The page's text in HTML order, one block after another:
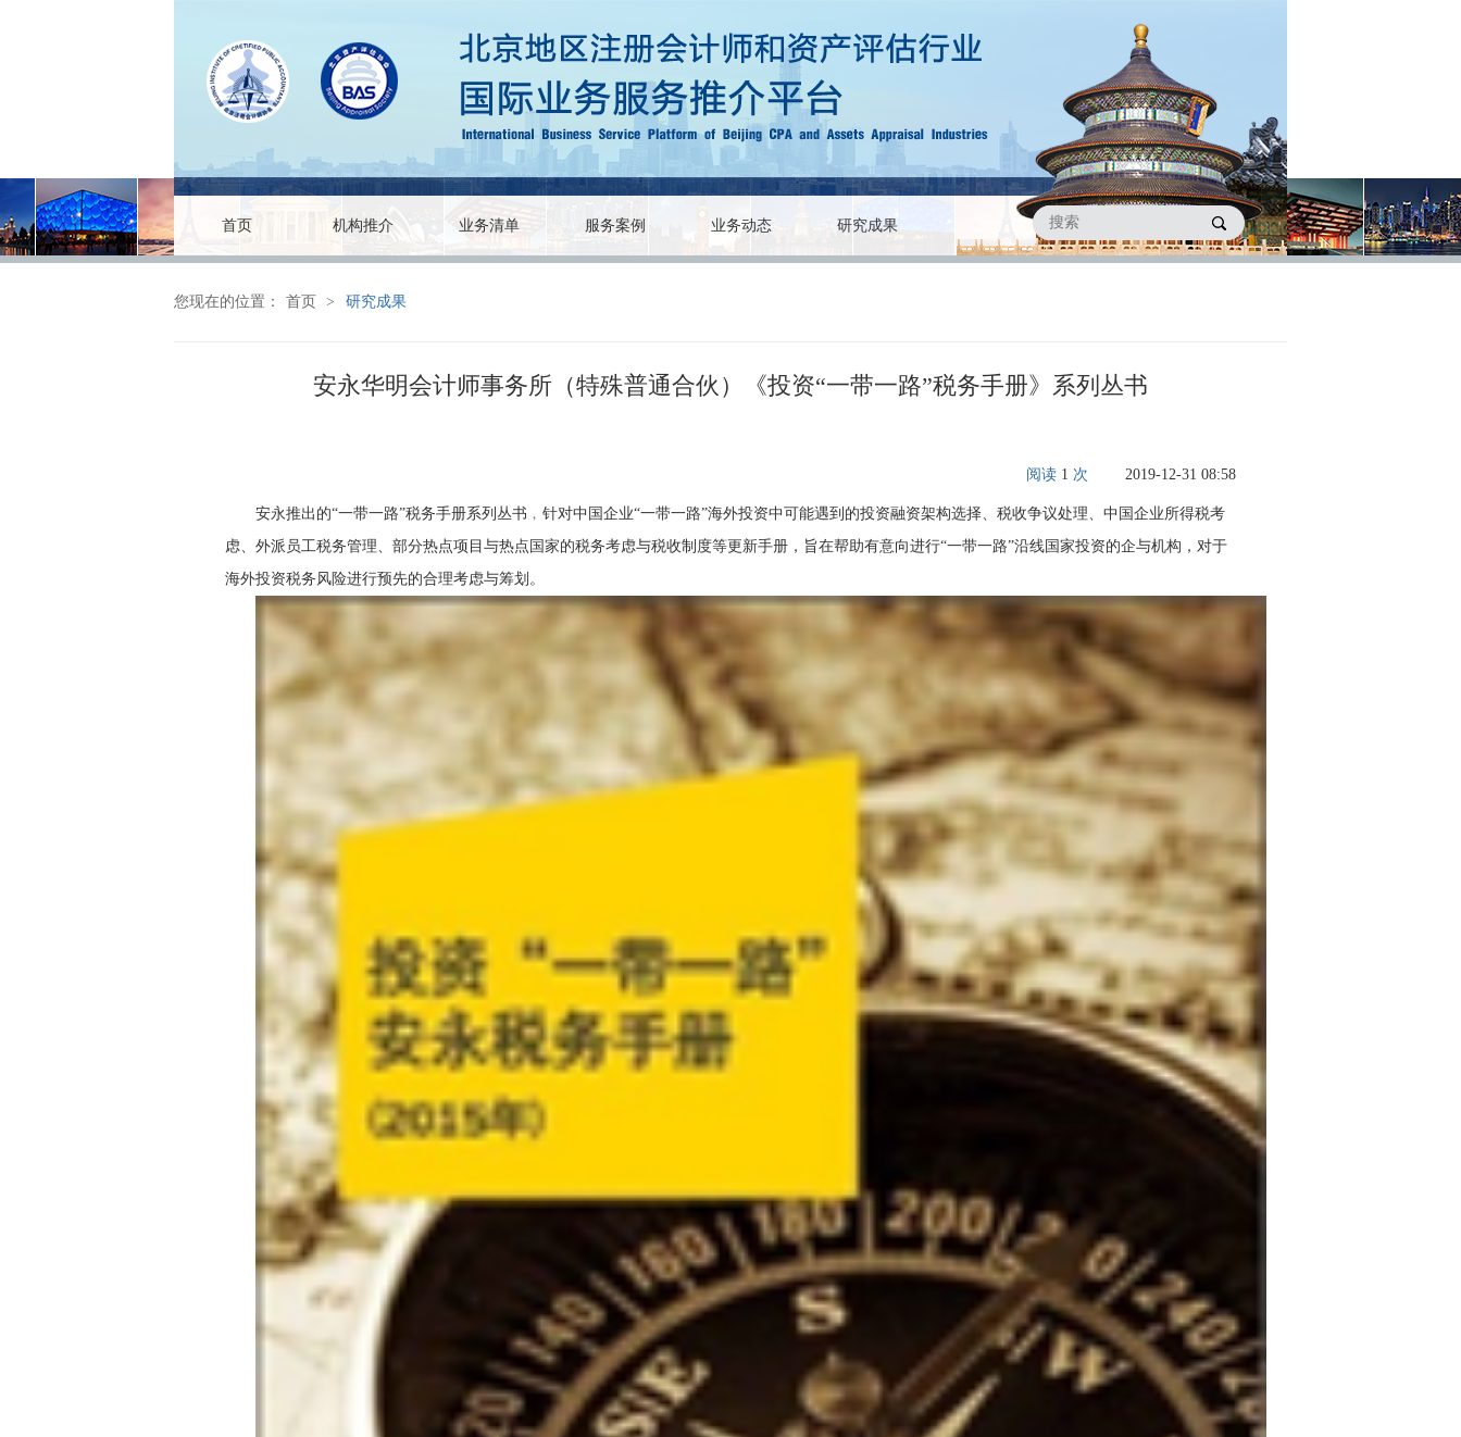
首页 机构推介 业务清单 服务案例 业务动态 研究成果
您现在的位置： 首页 > 研究成果
安永华明会计师事务所（特殊普通合伙）《投资“一带一路”税务手册》系列丛书
阅读 1 次 2019-12-31 08:58
安永推出的“一带一路”税务手册系列丛书﹐针对中国企业“一带一路”海外投资中可能遇到的投资融资架构选择、税收争议处理、中国企业所得税考
虑、外派员工税务管理、部分热点项目与热点国家的税务考虑与税收制度等更新手册，旨在帮助有意向进行“一带一路”沿线国家投资的企与机构，对于
海外投资税务风险进行预先的合理考虑与筹划。